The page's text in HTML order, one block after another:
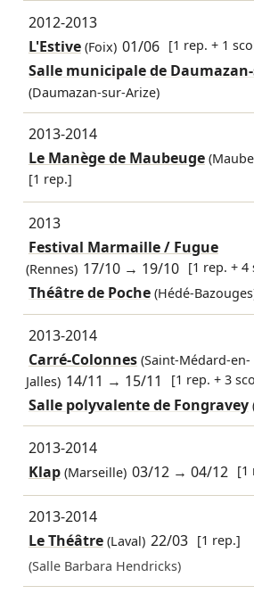
2012-2013
L'Estive(Foix) 01/06 [1 rep. + 1
Salle municipale de
(Daumazan-sur-Arize)
2013-2014
Le Manège de Maubeuge
[1 rep.]
2013
Festival Marmaille / Fugue
(Rennes) 17/10 → 19/10 [1 rep. + 4
Théâtre de Poche (Hédé-
2013-2014
Carré-Colonnes(Saint-Médard-en-
Jalles) 14/11 → 15/11 [1 rep. + 3
Salle polyvalente de Fongravey
2013-2014
Klap(Marseille) 03/12 →04/12 [1
2013-2014
Le Théâtre(Laval) 22/03 [1 rep.]
(Salle Barbara Hendricks)